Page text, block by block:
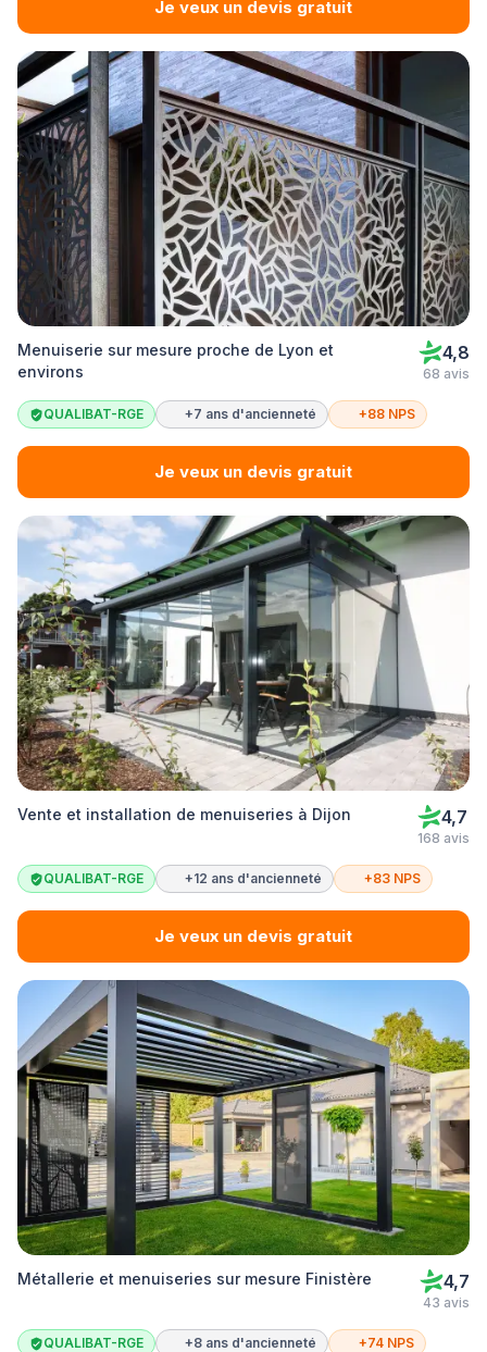
Je veux un devis gratuit
Menuiserie sur mesure proche de Lyon et
environs
4,8
68 avis
QUALIBAT-RGE +7 ans d'ancienneté +88 NPS
Je veux un devis gratuit
Vente et installation de menuiseries à Dijon 4,7
168 avis
QUALIBAT-RGE +12 ans d'ancienneté +83 NPS
Je veux un devis gratuit
Métallerie et menuiseries sur mesure Finistère 4,7
43 avis
QUALIBAT-RGE +8 ans d'ancienneté +74 NPS